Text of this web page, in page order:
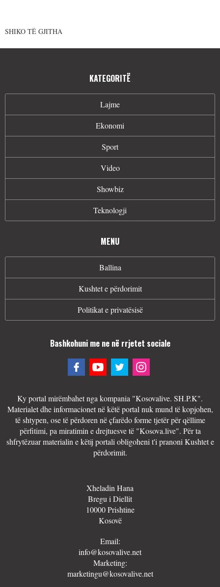
SHIKO TË GJITHA
KATEGORITË
Lajme
Ekonomi
Sport
Video
Showbiz
Teknologji
MENU
Ballina
Kushtet e përdorimit
Politikat e privatësisë
Bashkohuni me ne në rrjetet sociale
Ky portal mirëmbahet nga kompania "Kosovalive. SH.P.K".
Materialet dhe informacionet në këtë portal nuk mund të kopjohen,
të shtypen, ose të përdoren në çfarëdo forme tjetër për qëllime
përfitimi, pa miratimin e drejtuesve të "Kosova.live". Për ta
shfrytëzuar materialin e këtij portali obligoheni t'i pranoni Kushtet e
përdorimit.
Xheladin Hana
Bregu i Diellit
10000 Prishtine
Kosovë
Email:
info@kosovalive.net
Marketing:
marketingu@kosovalive.net